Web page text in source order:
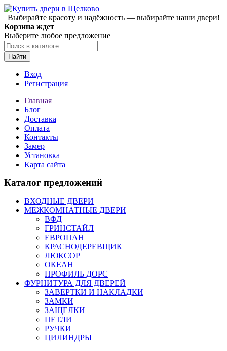
Выбирайте красоту и надёжность — выбирайте наши двери!
Корзина ждет
Выберите любое предложение
Найти
Вход
Регистрация
Главная
Блог
Доставка
Оплата
Контакты
Замер
Установка
Карта сайта
Каталог предложений
ВХОДНЫЕ ДВЕРИ
МЕЖКОМНАТНЫЕ ДВЕРИ
ВФД
ГРИНСТАЙЛ
ЕВРОПАН
КРАСНОДЕРЕВЩИК
ЛЮКСОР
ОКЕАН
ПРОФИЛЬ ДОРС
ФУРНИТУРА ДЛЯ ДВЕРЕЙ
ЗАВЕРТКИ И НАКЛАДКИ
ЗАМКИ
ЗАЩЕЛКИ
ПЕТЛИ
РУЧКИ
ЦИЛИНДРЫ